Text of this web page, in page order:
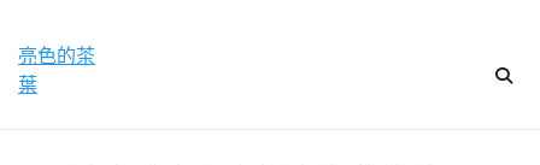
content
亮色的茶
葉